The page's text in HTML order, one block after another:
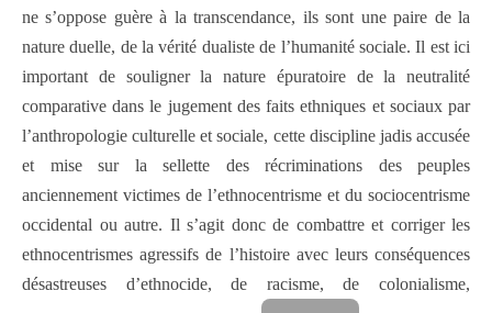
ne s’oppose guère à la transcendance, ils sont une paire de la
nature duelle, de la vérité dualiste de l’humanité sociale. Il est ici
important de souligner la nature épuratoire de la neutralité
comparative dans le jugement des faits ethniques et sociaux par
l’anthropologie culturelle et sociale, cette discipline jadis accusée
et mise sur la sellette des récriminations des peuples
anciennement victimes de l’ethnocentrisme et du sociocentrisme
occidental ou autre. Il s’agit donc de combattre et corriger les
ethnocentrismes agressifs de l’histoire avec leurs conséquences
désastreuses d’ethnocide, de racisme, de colonialisme,